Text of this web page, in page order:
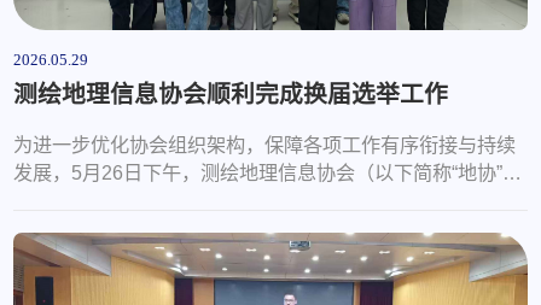
2026.05.29
测绘地理信息协会顺利完成换届选举工作
为进一步优化协会组织架构，保障各项工作有序衔接与持续
发展，5月26日下午，测绘地理信息协会（以下简称“地协”）
会长、副会长及协会指导老师赵相伟老师出席，六名候选人
参与最终竞选。会议伊始，上任会长孙雅楠代表协会理事会
作年度工作报告，全面回顾了协会在过去一年中围绕“智绘未